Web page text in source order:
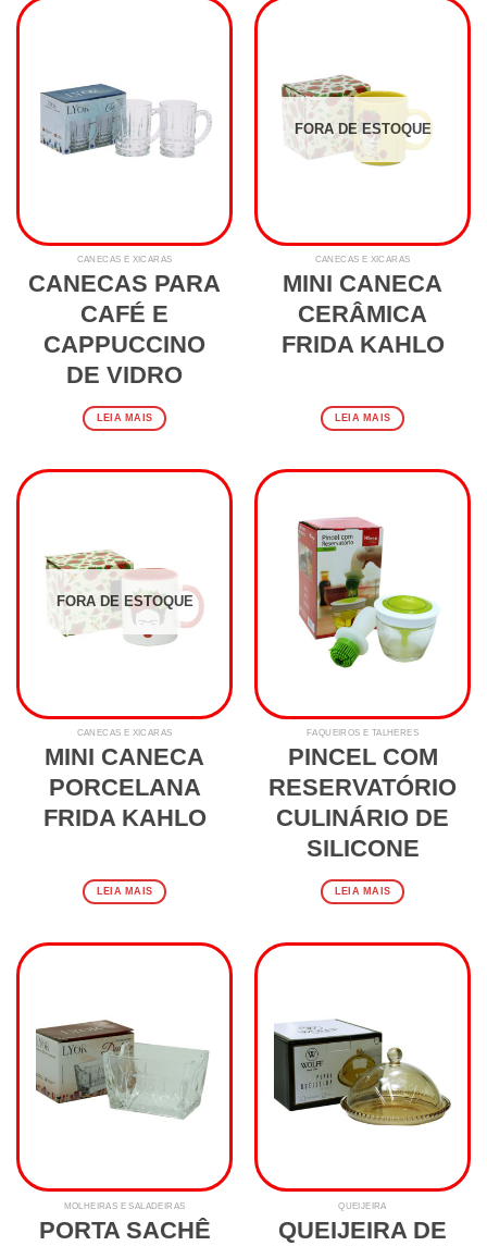
CANECAS E XÍCARAS
CANECAS PARA
CAFÉ E
CAPPUCCINO
DE VIDRO
LEIA MAIS
FORA DE ESTOQUE
CANECAS E XÍCARAS
MINI CANECA
CERÂMICA
FRIDA KAHLO
LEIA MAIS
FORA DE ESTOQUE
CANECAS E XÍCARAS
MINI CANECA
PORCELANA
FRIDA KAHLO
LEIA MAIS
FAQUEIROS E TALHERES
PINCEL COM
RESERVATÓRIO
CULINÁRIO DE
SILICONE
LEIA MAIS
MOLHEIRAS E SALADEIRAS
PORTA SACHÊ
QUEIJEIRA
QUEIJEIRA DE